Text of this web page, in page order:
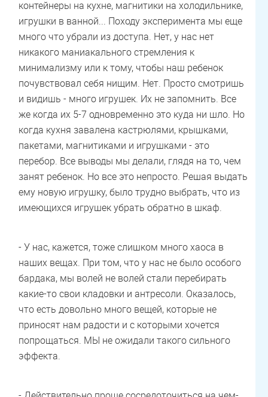
контейнеры на кухне, магнитики на холодильнике,
игрушки в ванной... Походу эксперимента мы еще
много что убрали из доступа. Нет, у нас нет
никакого маниакального стремления к
минимализму или к тому, чтобы наш ребенок
почувствовал себя нищим. Нет. Просто смотришь
и видишь - много игрушек. Их не запомнить. Все
же когда их 5-7 одновременно это куда ни шло. Но
когда кухня завалена кастрюлями, крышками,
пакетами, магнитиками и игрушками - это
перебор. Все выводы мы делали, глядя на то, чем
занят ребенок. Но все это непросто. Решая выдать
ему новую игрушку, было трудно выбрать, что из
имеющихся игрушек убрать обратно в шкаф.
- У нас, кажется, тоже слишком много хаоса в
наших вещах. При том, что у нас не было особого
бардака, мы волей не волей стали перебирать
какие-то свои кладовки и антресоли. Оказалось,
что есть довольно много вещей, которые не
приносят нам радости и с которыми хочется
попрощаться. МЫ не ожидали такого сильного
эффекта.